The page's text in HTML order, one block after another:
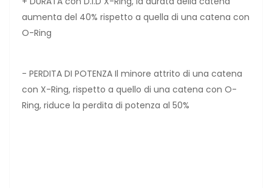
aumenta del 40% rispetto a quella di una catena con
O-Ring
- PERDITA DI POTENZA Il minore attrito di una catena
con X-Ring, rispetto a quello di una catena con O-
Ring, riduce la perdita di potenza al 50%